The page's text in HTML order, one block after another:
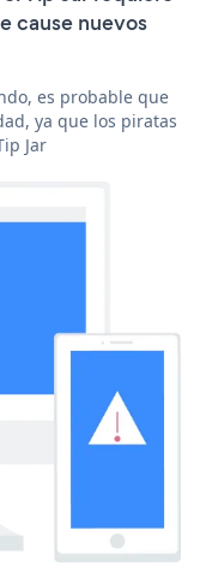
cause nuevos
es probable que
ya que los piratas
Jar